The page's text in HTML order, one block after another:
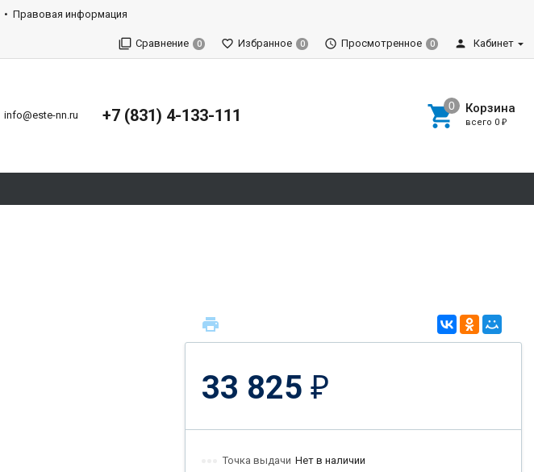
Правовая информация
Сравнение 0 Избранное 0 Просмотренное 0 Кабинет
info@este-nn.ru +7 (831) 4-133-111 Корзина
всего 0 ₽
33 825 ₽
Точка выдачи Нет в наличии